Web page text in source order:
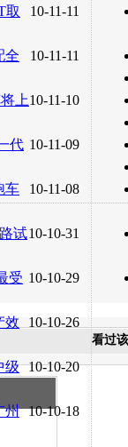
10-11-11
取
10-11-11
全
10-11-10
上
10-11-09
代
10-11-08
车
10-10-31
试
10-10-29
受
10-10-26
效
10-10-20
级
10-10-18
州
看过